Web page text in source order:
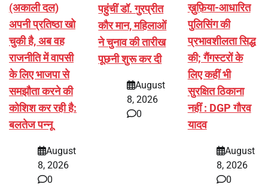
(अकाली दल)
अपनी प्रतिष्ठा खो
चुकी है, अब वह
राजनीति में वापसी
के लिए भाजपा से
समझौता करने की
कोशिश कर रही है:
बलतेज पन्नू
August
8, 2026
0
पहुंचीं डॉ. गुरप्रीत
कौर मान, महिलाओं
ने चुनाव की तारीख
पूछनी शुरू कर दी
August
8, 2026
0
ख़ुफ़िया-आधारित
पुलिसिंग की
प्रभावशीलता सिद्ध
की; गैंगस्टरों के
लिए कहीं भी
सुरक्षित ठिकाना
नहीं : DGP गौरव
यादव
August
8, 2026
0